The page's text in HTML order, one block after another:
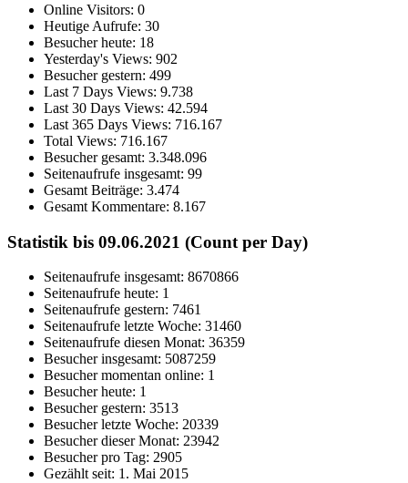
Online Visitors: 0
Heutige Aufrufe: 30
Besucher heute: 18
Yesterday's Views: 902
Besucher gestern: 499
Last 7 Days Views: 9.738
Last 30 Days Views: 42.594
Last 365 Days Views: 716.167
Total Views: 716.167
Besucher gesamt: 3.348.096
Seitenaufrufe insgesamt: 99
Gesamt Beiträge: 3.474
Gesamt Kommentare: 8.167
Statistik bis 09.06.2021 (Count per Day)
Seitenaufrufe insgesamt: 8670866
Seitenaufrufe heute: 1
Seitenaufrufe gestern: 7461
Seitenaufrufe letzte Woche: 31460
Seitenaufrufe diesen Monat: 36359
Besucher insgesamt: 5087259
Besucher momentan online: 1
Besucher heute: 1
Besucher gestern: 3513
Besucher letzte Woche: 20339
Besucher dieser Monat: 23942
Besucher pro Tag: 2905
Gezählt seit: 1. Mai 2015